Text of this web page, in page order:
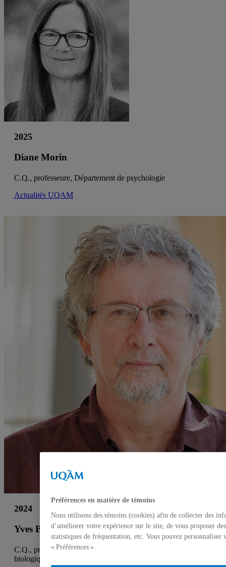
2025
Diane Morin
C.Q., professeure, Département de psychologie
Actualités UQAM
2024
Yves Bergeron
C.Q., professeur émérite, Département des sciences
biologiques
Préférences en matière de témoins
Nous utilisons des témoins (cookies) afin de collecter des
d’améliorer votre expérience sur le site, de vous proposer
statistiques de fréquentation, etc. Vous pouvez personnaliser
« Préférences ».